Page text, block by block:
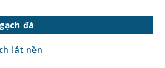
gạch đá
lát nền